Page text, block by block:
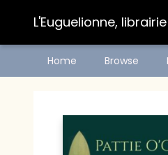
L'Euguelionne,
Home Browse